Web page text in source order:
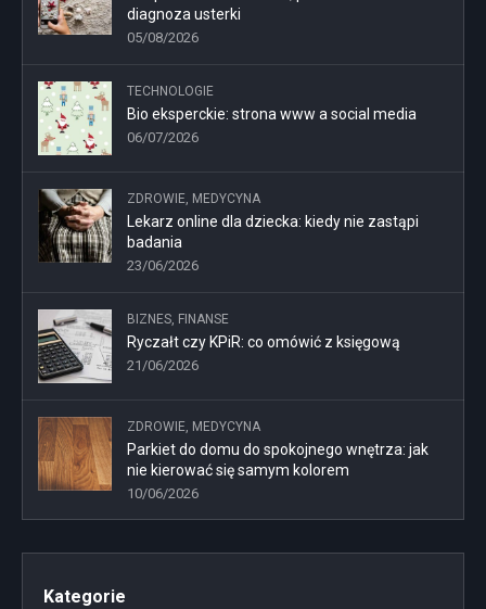
diagnoza usterki
05/08/2026
TECHNOLOGIE
Bio eksperckie: strona www a social media
06/07/2026
ZDROWIE, MEDYCYNA
Lekarz online dla dziecka: kiedy nie zastąpi
badania
23/06/2026
BIZNES, FINANSE
Ryczałt czy KPiR: co omówić z księgową
21/06/2026
ZDROWIE, MEDYCYNA
Parkiet do domu do spokojnego wnętrza: jak
nie kierować się samym kolorem
10/06/2026
Kategorie